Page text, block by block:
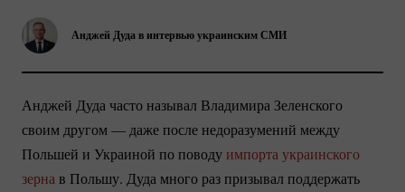
Анджей Дуда в интервью украинским СМИ
Анджей Дуда часто называл Владимира Зеленского
своим другом — даже после недоразумений между
Польшей и Украиной по поводу импорта украинского
зернав Польшу. Дуда много раз призывал поддержать